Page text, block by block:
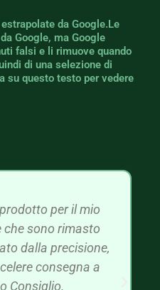
da Google.Le
Google, ma Google
falsi e li rimuove quando
di una selezione di
su questo testo per vedere
per il mio
che sono rimasto
dalla precisione,
consegna a
Consiglio.